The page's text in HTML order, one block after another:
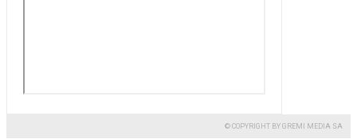
© COPYRIGHT BY GREMI MEDIA SA